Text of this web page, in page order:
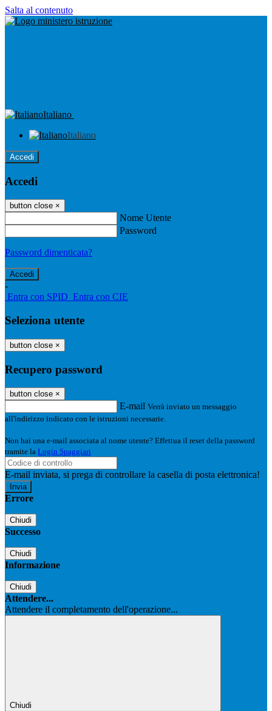
Salta al contenuto
Italiano
Italiano
Accedi
Accedi
button close ×
Nome Utente
Password
Password dimenticata?
-
Entra con SPID Entra con CIE
Seleziona utente
button close ×
Recupero password
button close ×
E-mail Verrà inviato un messaggio
all'indirizzo indicato con le istruzioni necessarie.
Non hai una e-mail associata al nome utente? Effettua il reset della password
tramite la Login Spaggiari
E-mail inviata, si prega di controllare la casella di posta elettronica!
Errore
Chiudi
Successo
Chiudi
Informazione
Chiudi
Attendere...
Attendere il completamento dell'operazione...
Chiudi